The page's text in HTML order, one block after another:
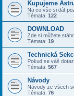
Kupujeme
Na co vše si dát
Témata: 122
DOWNLOAD
Zde si můžete
Témata: 19
Technická
Pokud se váš
Témata: 567
Návody
Návody ze všech
Témata: 76